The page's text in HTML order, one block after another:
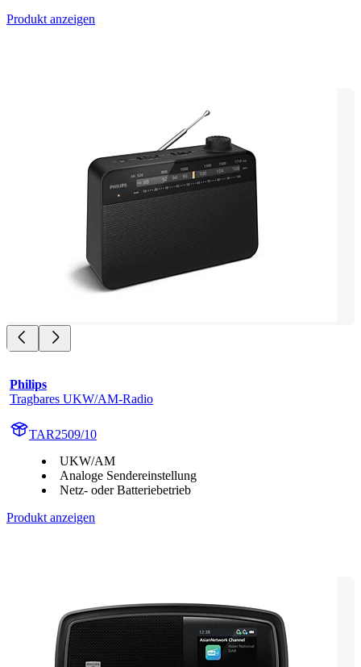
Produkt anzeigen
Philips
Tragbares UKW/AM-Radio
TAR2509/10
UKW/AM
Analoge Sendereinstellung
Netz- oder Batteriebetrieb
Produkt anzeigen